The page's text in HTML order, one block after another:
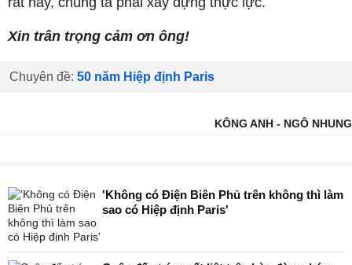
Xin trân trọng cảm ơn ông!
Chuyên đề: 50 năm Hiệp định Paris
KÔNG ANH - NGÔ NHUNG
'Không có Điện Biên Phủ trên không thì làm
sao có Hiệp định Paris'